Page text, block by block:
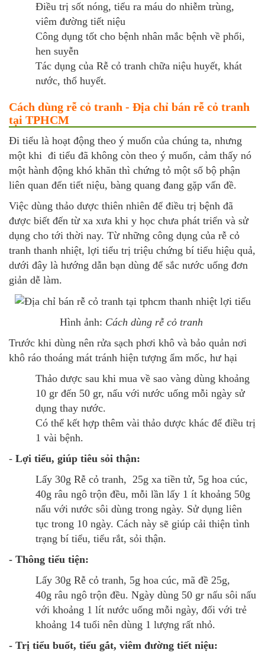
Điều trị sốt nóng, tiểu ra máu do nhiễm trùng,
viêm đường tiết niệu
Công dụng tốt cho bệnh nhân mắc bệnh về phổi,
hen suyễn
Tác dụng của Rễ cỏ tranh chữa niệu huyết, khát
nước, thổ huyết.
Cách dùng rễ cỏ tranh - Địa chỉ bán rễ cỏ tranh
tại TPHCM
Đi tiểu là hoạt động theo ý muốn của chúng ta, nhưng
một khi đi tiểu đã không còn theo ý muốn, cảm thấy nó
một hành động khó khăn thì chứng tỏ một số bộ phận
liên quan đến tiết niệu, bàng quang đang gặp vấn đề.
Việc dùng thảo dược thiên nhiên để điều trị bệnh đã
được biết đến từ xa xưa khi y học chưa phát triển và sử
dụng cho tới thời nay. Từ những công dụng của rễ cỏ
tranh thanh nhiệt, lợi tiểu trị triệu chứng bí tiểu hiệu quả,
dưới đây là hướng dẫn bạn dùng để sắc nước uống đơn
giản dễ làm.
Hình ảnh: Cách dùng rễ cỏ tranh
Trước khi dùng nên rửa sạch phơi khô và bảo quản nơi
khô ráo thoáng mát tránh hiện tượng ẩm mốc, hư hại
Thảo dược sau khi mua về sao vàng dùng khoảng
10 gr đến 50 gr, nấu với nước uống mỗi ngày sử
dụng thay nước.
Có thể kết hợp thêm vài thảo dược khác để điều trị
1 vài bệnh.
- Lợi tiểu, giúp tiêu sỏi thận:
Lấy 30g Rễ cỏ tranh, 25g xa tiền tử, 5g hoa cúc,
40g râu ngô trộn đều, mỗi lần lấy 1 ít khoảng 50g
nấu với nước sôi dùng trong ngày. Sử dụng liên
tục trong 10 ngày. Cách này sẽ giúp cải thiện tình
trạng bí tiểu, tiểu rắt, sỏi thận.
- Thông tiểu tiện:
Lấy 30g Rễ cỏ tranh, 5g hoa cúc, mã đề 25g,
40g râu ngô trộn đều. Ngày dùng 50 gr nấu sôi nấu
với khoảng 1 lít nước uống mỗi ngày, đối với trẻ
khoảng 14 tuổi nên dùng 1 lượng rất nhỏ.
- Trị tiểu buốt, tiểu gắt, viêm đường tiết niệu: